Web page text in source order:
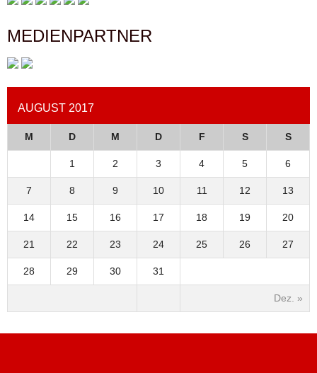
MEDIENPARTNER
AUGUST 2017
M D M D F S S
Dez. »
1 2 3 4 5 6
7 8 9 10 11 12 13
14 15 16 17 18 19 20
21 22 23 24 25 26 27
28 29 30 31